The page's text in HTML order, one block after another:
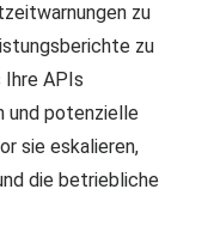
zu
zu
APIs
und potenzielle
sie eskalieren,
die betriebliche